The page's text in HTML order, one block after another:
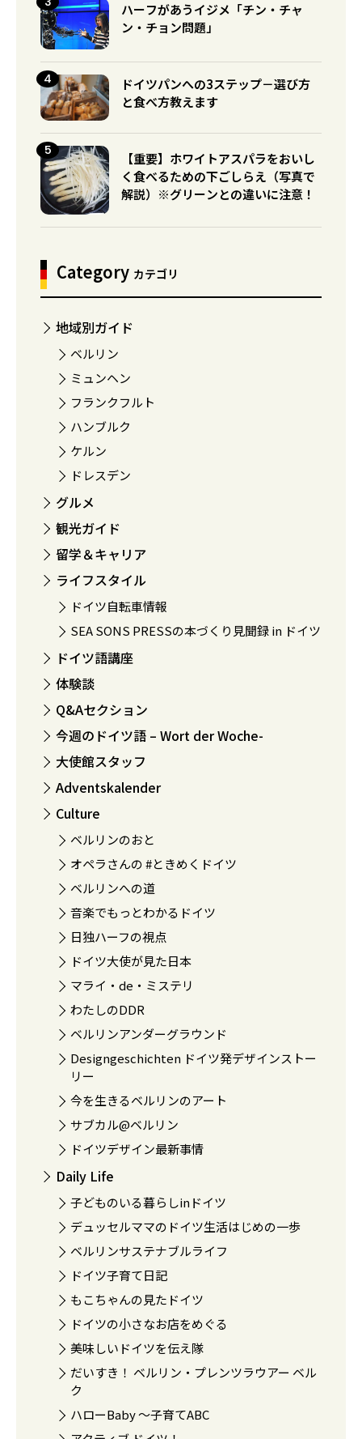
ハーフがあうイジメ「チン・チャ
ン・チョン問題」
ドイツパンへの3ステップ－選び方
と食べ方教えます
【重要】ホワイトアスパラをおいし
く食べるための下ごしらえ（写真で
解説）※グリーンとの違いに注意！
Category カテゴリ
地域別ガイド
ベルリン
ミュンヘン
フランクフルト
ハンブルク
ケルン
ドレスデン
グルメ
観光ガイド
留学＆キャリア
ライフスタイル
ドイツ自転車情報
SEA SONS PRESSの本づくり見聞録 in ドイツ
ドイツ語講座
体験談
Q&Aセクション
今週のドイツ語 – Wort der Woche-
大使館スタッフ
Adventskalender
Culture
ベルリンのおと
オペラさんの #ときめくドイツ
ベルリンへの道
音楽でもっとわかるドイツ
日独ハーフの視点
ドイツ大使が見た日本
マライ・de・ミステリ
わたしのDDR
ベルリンアンダーグラウンド
Designgeschichten ドイツ発デザインストー
リー
今を生きるベルリンのアート
サブカル@ベルリン
ドイツデザイン最新事情
Daily Life
子どものいる暮らしinドイツ
デュッセルママのドイツ生活はじめの一歩
ベルリンサステナブルライフ
ドイツ子育て日記
もこちゃんの見たドイツ
ドイツの小さなお店をめぐる
美味しいドイツを伝え隊
だいすき！ ベルリン・プレンツラウアー ベル
ク
ハローBaby 〜子育てABC